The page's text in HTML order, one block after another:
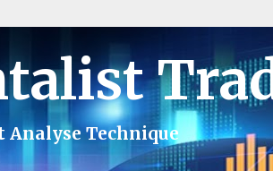
Analyse Technique